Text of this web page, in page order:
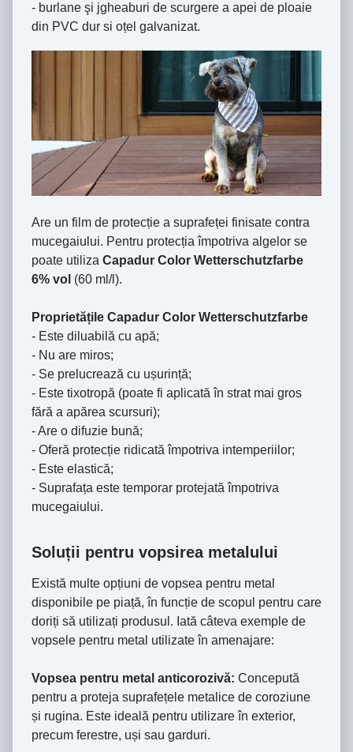
- burlane şi jgheaburi de scurgere a apei de ploaie
din PVC dur si oțel galvanizat.
Are un film de protecție a suprafeței finisate contra
mucegaiului. Pentru protecția împotriva algelor se
poate utiliza Capadur Color Wetterschutzfarbe
6% vol (60 ml/l).
Proprietățile Capadur Color Wetterschutzfarbe
- Este diluabilă cu apă;
- Nu are miros;
- Se prelucrează cu ușurință;
- Este tixotropă (poate fi aplicată în strat mai gros
fără a apărea scursuri);
- Are o difuzie bună;
- Oferă protecție ridicată împotriva intemperiilor;
- Este elastică;
- Suprafața este temporar protejată împotriva
mucegaiului.
Soluții pentru vopsirea metalului
Există multe opțiuni de vopsea pentru metal
disponibile pe piață, în funcție de scopul pentru care
doriți să utilizați produsul. Iată câteva exemple de
vopsele pentru metal utilizate în amenajare:
Vopsea pentru metal anticorozivă: Concepută
pentru a proteja suprafețele metalice de coroziune
și rugina. Este ideală pentru utilizare în exterior,
precum ferestre, uși sau garduri.